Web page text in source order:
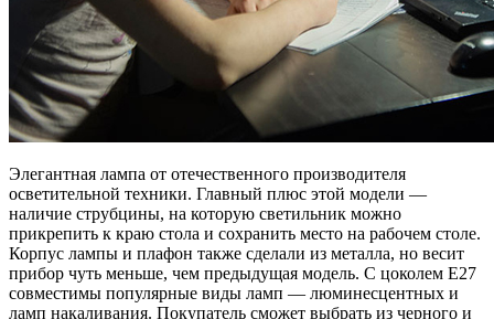
Элегантная лампа от отечественного производителя
осветительной техники. Главный плюс этой модели —
наличие струбцины, на которую светильник можно
прикрепить к краю стола и сохранить место на рабочем столе.
Корпус лампы и плафон также сделали из металла, но весит
прибор чуть меньше, чем предыдущая модель. С цоколем Е27
совместимы популярные виды ламп — люминесцентных и
ламп накаливания. Покупатель сможет выбрать из черного и